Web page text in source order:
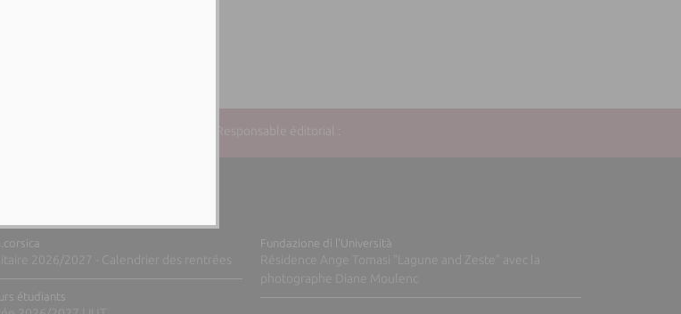
: Paul-Antoine SANTONI | Responsable éditorial :
nos sites web
2026/2027 - Calendrier des rentrées
étudiants
Fundazione di l'Università
Résidence Ange Tomasi "Lagune and Zeste" avec la
photographe Diane Moulenc